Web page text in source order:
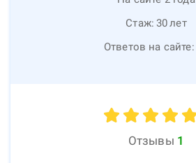
Стаж: 30лет
Ответов на сайте:
Отзывы 1